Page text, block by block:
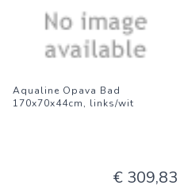
Aqualine Opava Bad
170x70x44cm, links/wit
€ 309,83